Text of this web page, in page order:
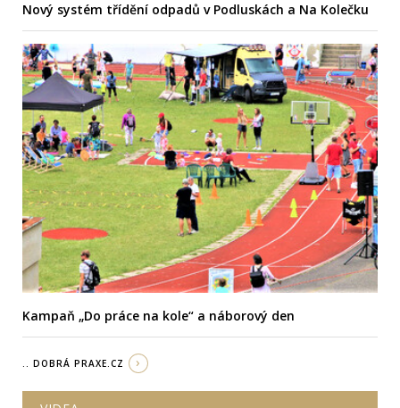
Nový systém třídění odpadů v Podluskách a Na Kolečku
Kampaň „Do práce na kole“ a náborový den
.. DOBRÁ PRAXE.CZ